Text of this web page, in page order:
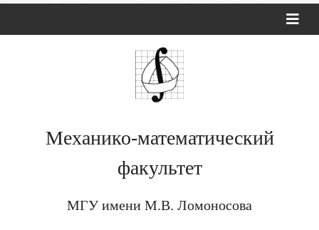
Механико-математический
факультет
МГУ имени М.В. Ломоносова